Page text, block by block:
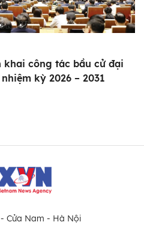
công tác bầu cử đại
kỳ 2026 – 2031
Cửa Nam - Hà Nội